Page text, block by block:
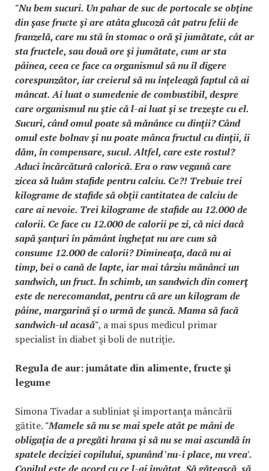
"Nu bem sucuri. Un pahar de suc de portocale se obţine
din şase fructe şi are atâta glucoză cât patru felii de
franzelă, care nu stă în stomac o oră şi jumătate, cât ar
sta fructele, sau două ore şi jumătate, cum ar sta
pâinea, ceea ce face ca organismul să nu îl digere
corespunzător, iar creierul să nu înţeleagă faptul că ai
mâncat. Ai luat o sumedenie de combustibil, despre
care organismul nu ştie că l-ai luat şi se trezeşte cu el.
Sucuri, când omul poate să mănânce cu dinţii? Când
omul este bolnav şi nu poate mânca fructul cu dinţii, îi
dăm, în compensare, sucul. Altfel, care este rostul?
Aduci încărcătură calorică. Era o raw vegană care
zicea să luăm stafide pentru calciu. Ce?! Trebuie trei
kilograme de stafide să obţii cantitatea de calciu de
care ai nevoie. Trei kilograme de stafide au 12.000 de
calorii. Ce face cu 12.000 de calorii pe zi, că nici dacă
sapă şanţuri în pământ îngheţat nu are cum să
consume 12.000 de calorii? Dimineaţa, dacă nu ai
timp, bei o cană de lapte, iar mai târziu mănânci un
sandwich, un fruct. În schimb, un sandwich din comerţ
este de nerecomandat, pentru că are un kilogram de
pâine, margarină şi o urmă de şuncă. Mama să facă
sandwich-ul acasă", a mai spus medicul primar
specialist în diabet şi boli de nutriţie.
Regula de aur: jumătate din alimente, fructe şi
legume
Simona Tivadar a subliniat şi importanţa mâncării
gătite. "Mamele să nu se mai spele atât pe mâni de
obligaţia de a pregăti hrana şi să nu se mai ascundă în
spatele deciziei copilului, spunând 'nu-i place, nu vrea'.